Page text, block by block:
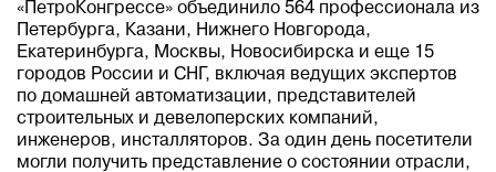
«ПетроКонгрессе» объединило 564 профессионала из
Петербурга, Казани, Нижнего Новгорода,
Екатеринбурга, Москвы, Новосибирска и еще 15
городов России и СНГ, включая ведущих экспертов
по домашней автоматизации, представителей
строительных и девелоперских компаний,
инженеров, инсталляторов. За один день посетители
могли получить представление о состоянии отрасли,